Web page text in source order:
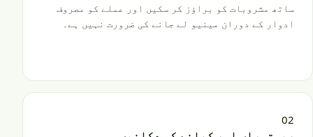
ساتھ مشروبات کو براؤز کر سکیں اور عملے کو مصروف
ادوار کے دوران مینیو لے جانے کی ضرورت نہیں ہے۔
02